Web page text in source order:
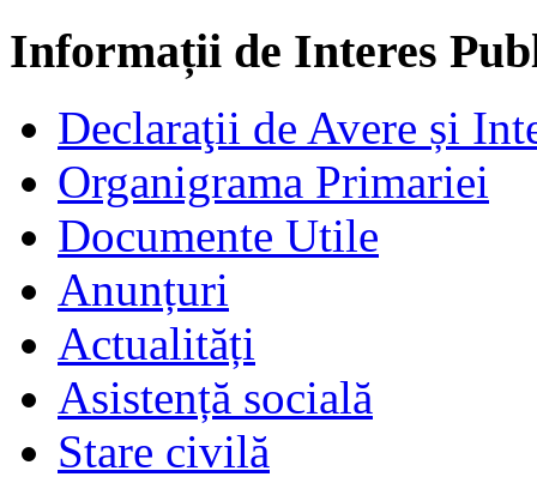
Informații de Interes
Declaraţii de Avere și
Organigrama Primariei
Documente Utile
Anunțuri
Actualități
Asistență socială
Stare civilă